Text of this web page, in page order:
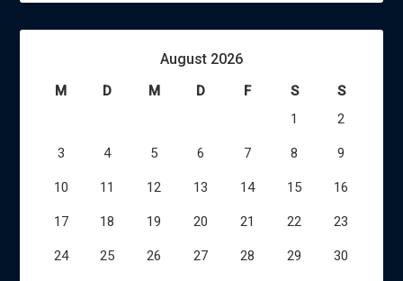
August 2026
M D M D F S
S
1
2
3 4 5 6 7 8 9
10 11 12 13 14 15 16
17 18 19 20 21 22 23
24 25 26 27 28 29 30